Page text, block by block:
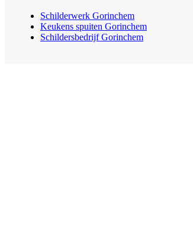
Schilderwerk Gorinchem
Keukens spuiten Gorinchem
Schildersbedrijf Gorinchem